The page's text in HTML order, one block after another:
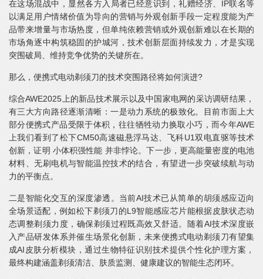
在这场混战中，显然各方入局者已经意识到，礼赠经济、IP联名等
以满足用户情绪价值为导向的营销与外观创新手段一定程度能为产
品带来增量与市场热度，但单纯依赖营销或外观创新难以在长期的
市场角逐中构筑稳固的护城河，技术创新层面持续发力，才是实现
突围破局、维持竞争优势的关键所在。
那么，便携式电动剃须刀的技术突围路径将如何演进?
综合AWE2025上的新品技术展示以及中国家电网的采访调研结果，
有三大方向路径逐渐清晰：一是动力系统的极致化。目前市面上大
部分便携式产品受限于体积，往往牺牲动力换取小巧，而今年AWE
上我们看到了松下CM50高速磁悬浮马达、飞科U1双电直驱等技术
创新，证明 小体积强性能 并非悖论。下一步，更高能量密度的电池
材料、无刷电机与智能温控技术的结合，有望进一步突破续航与动
力的平衡点。
二是智能化交互的深度渗透。当前AI技术已从简单的胡须感应迈向
全场景适配，例如松下剃须刀的L9智能感应芯片能根据皮肤状态动
态调整剃须力度，确保剃须过程既高效又舒适。随着AI技术深度嵌
入产品研发体系并催生场景化创新，未来便携式电动剃须刀有望集
成AI皮肤分析模块，通过生物特征识别技术提供个性化护理方案，
最终构建涵盖剃须清洁、肤质监测、健康建议的智能生态闭环。